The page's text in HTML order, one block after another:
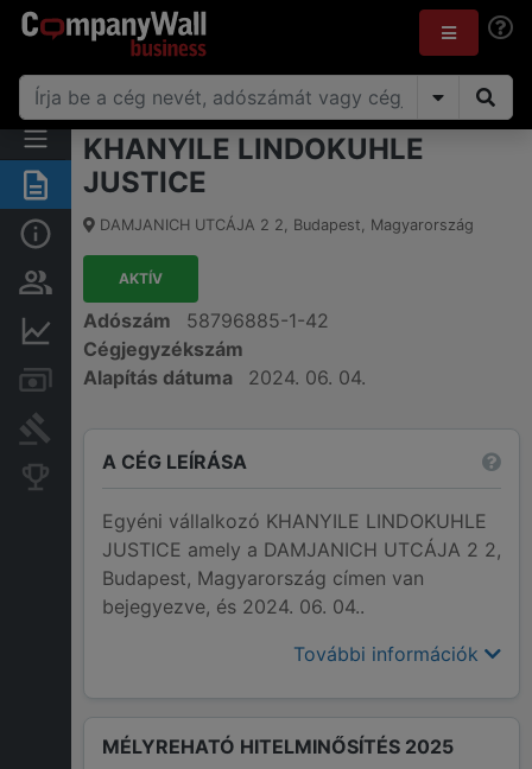
Összegzés
Alap információk
Személyek és tulajdonjog
Pénzügyi információk
Számlák és zárolások
Bírósági eljárások
KHANYILE LINDOKUHLE
JUSTICE
DAMJANICH UTCÁJA 2 2, Budapest, Magyarország
AKTÍV
Adószám
58796885-1-42
Cégjegyzékszám
Alapítás dátuma
2024. 06. 04.
A CÉG LEÍRÁSA
Egyéni vállalkozó KHANYILE LINDOKUHLE
JUSTICE amely a DAMJANICH UTCÁJA 2 2,
Budapest, Magyarország címen van
bejegyezve, és 2024. 06. 04..
További információk
MÉLYREHATÓ HITELMINŐSÍTÉS 2025